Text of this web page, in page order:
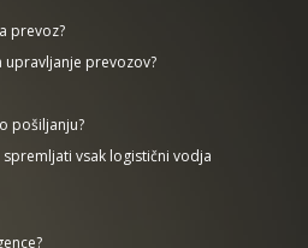
prevoz?
upravljanje prevozov?
pošiljanju?
vsak logistični vodja